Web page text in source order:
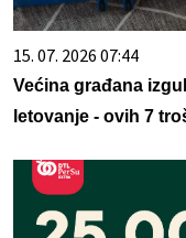
15. 07. 2026 07:44
Većina građana
letovanje - ovih 7